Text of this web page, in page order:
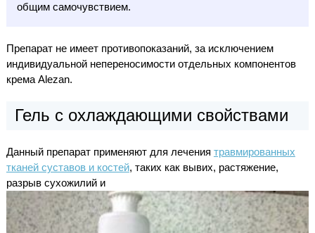
общим самочувствием.
Препарат не имеет противопоказаний, за исключением
индивидуальной непереносимости отдельных компонентов
крема Alezan.
Гель с охлаждающими свойствами
Данный препарат применяют для лечения травмированных
тканей суставов и костей, таких как вывих, растяжение,
разрыв сухожилий и